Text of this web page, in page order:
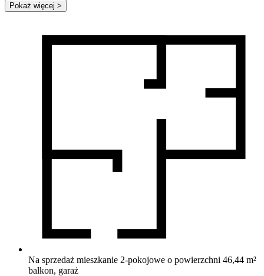
Pokaż więcej >
Na sprzedaż mieszkanie 2-pokojowe o powierzchni 46,44 m²
balkon, garaż